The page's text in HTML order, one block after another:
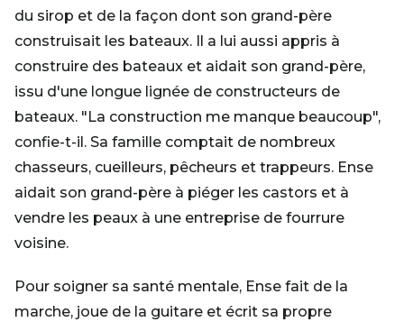
du sirop et de la façon dont son grand-père
construisait les bateaux. Il a lui aussi appris à
construire des bateaux et aidait son grand-père,
issu d'une longue lignée de constructeurs de
bateaux. "La construction me manque beaucoup",
confie-t-il. Sa famille comptait de nombreux
chasseurs, cueilleurs, pêcheurs et trappeurs. Ense
aidait son grand-père à piéger les castors et à
vendre les peaux à une entreprise de fourrure
voisine.
Pour soigner sa santé mentale, Ense fait de la
marche, joue de la guitare et écrit sa propre